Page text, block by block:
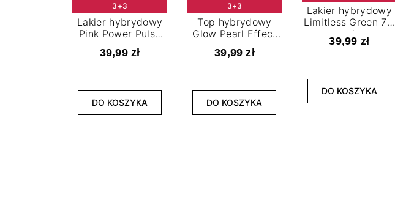
3+3
Lakier hybrydowy
Pink Power Pulse
7,2 ml
39,99 zł
DO KOSZYKA
3+3
Top hybrydowy
Glow Pearl Effect
7,2 ml
39,99 zł
DO KOSZYKA
Lakier hybrydowy
Limitless Green 7,2
ml
39,99 zł
DO KOSZYKA